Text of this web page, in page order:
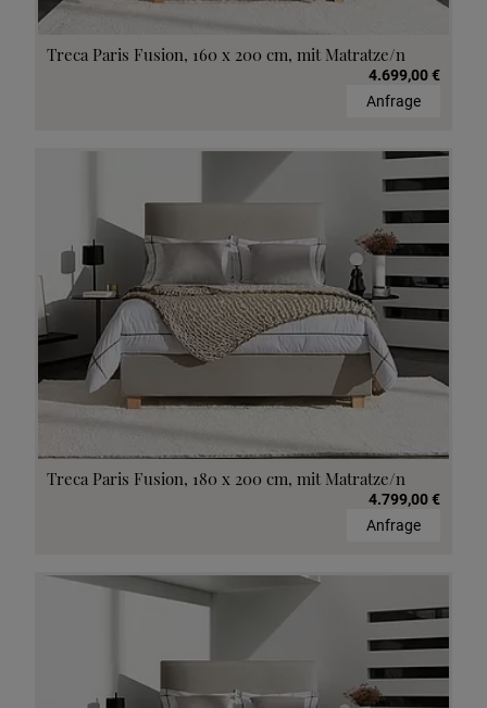
Treca Paris Fusion, 160 x 200 cm, mit Matratze/n
4.699,00 €
Anfrage
Treca Paris Fusion, 180 x 200 cm, mit Matratze/n
4.799,00 €
Anfrage